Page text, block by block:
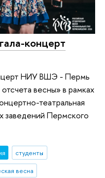
концерт
НИУ ВШЭ - Пермь
весны» в рамках
театральная
заведений Пермского
студенты
весна